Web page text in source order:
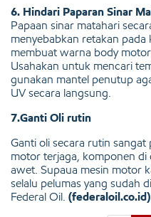
6. Hindari Paparan Sinar
Papaan sinar matahari
menyebabkan retakan
membuat warna body
Usahakan untuk mencari
gunakan mantel penutup
UV secara langsung.
7.Ganti Oli rutin
Ganti oli secara rutin
motor terjaga, komponen di
awet. Supaua mesin motor
selalu pelumas yang sudah
Federal Oil. (federaloil.co.id)